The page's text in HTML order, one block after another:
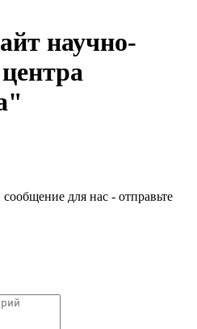
научно-
для нас - отправьте